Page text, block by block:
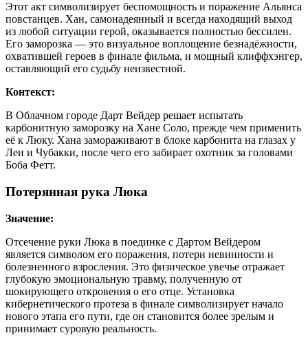
Этот акт символизирует беспомощность и поражение Альянса
повстанцев. Хан, самонадеянный и всегда находящий выход
из любой ситуации герой, оказывается полностью бессилен.
Его заморозка — это визуальное воплощение безнадёжности,
охватившей героев в финале фильма, и мощный клиффхэнгер,
оставляющий его судьбу неизвестной.
Контекст:
В Облачном городе Дарт Вейдер решает испытать
карбонитную заморозку на Хане Соло, прежде чем применить
её к Люку. Хана замораживают в блоке карбонита на глазах у
Леи и Чубакки, после чего его забирает охотник за головами
Боба Фетт.
Потерянная рука Люка
Значение:
Отсечение руки Люка в поединке с Дартом Вейдером
является символом его поражения, потери невинности и
болезненного взросления. Это физическое увечье отражает
глубокую эмоциональную травму, полученную от
шокирующего откровения о его отце. Установка
кибернетического протеза в финале символизирует начало
нового этапа его пути, где он становится более зрелым и
принимает суровую реальность.